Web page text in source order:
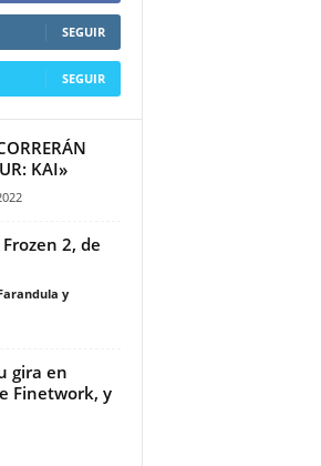
SEGUIR
SEGUIR
KAI»
2, de
y
gira en
Finetwork, y